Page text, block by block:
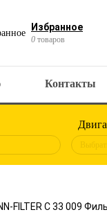
Избранное
0 товаров
Контакты
FILTER C 33 009